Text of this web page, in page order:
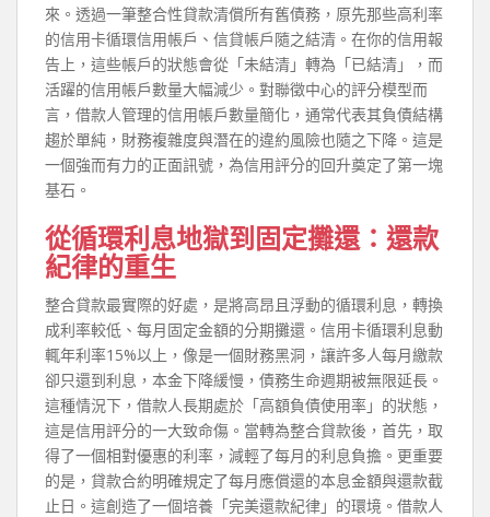
來。透過一筆整合性貸款清償所有舊債務，原先那些高利率
的信用卡循環信用帳戶、信貸帳戶隨之結清。在你的信用報
告上，這些帳戶的狀態會從「未結清」轉為「已結清」，而
活躍的信用帳戶數量大幅減少。對聯徵中心的評分模型而
言，借款人管理的信用帳戶數量簡化，通常代表其負債結構
趨於單純，財務複雜度與潛在的違約風險也隨之下降。這是
一個強而有力的正面訊號，為信用評分的回升奠定了第一塊
基石。
從循環利息地獄到固定攤還：還款
紀律的重生
整合貸款最實際的好處，是將高昂且浮動的循環利息，轉換
成利率較低、每月固定金額的分期攤還。信用卡循環利息動
輒年利率15%以上，像是一個財務黑洞，讓許多人每月繳款
卻只還到利息，本金下降緩慢，債務生命週期被無限延長。
這種情況下，借款人長期處於「高額負債使用率」的狀態，
這是信用評分的一大致命傷。當轉為整合貸款後，首先，取
得了一個相對優惠的利率，減輕了每月的利息負擔。更重要
的是，貸款合約明確規定了每月應償還的本息金額與還款截
止日。這創造了一個培養「完美還款紀律」的環境。借款人